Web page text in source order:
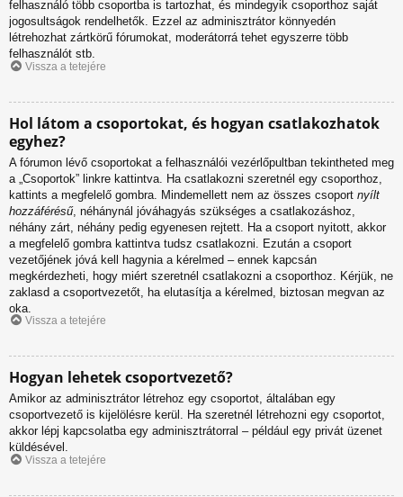
felhasználó több csoportba is tartozhat, és mindegyik csoporthoz saját
jogosultságok rendelhetők. Ezzel az adminisztrátor könnyedén
létrehozhat zártkörű fórumokat, moderátorrá tehet egyszerre több
felhasználót stb.
Vissza a tetejére
Hol látom a csoportokat, és hogyan csatlakozhatok
egyhez?
A fórumon lévő csoportokat a felhasználói vezérlőpultban tekintheted meg
a „Csoportok” linkre kattintva. Ha csatlakozni szeretnél egy csoporthoz,
kattints a megfelelő gombra. Mindemellett nem az összes csoport nyílt
hozzáférésű, néhánynál jóváhagyás szükséges a csatlakozáshoz,
néhány zárt, néhány pedig egyenesen rejtett. Ha a csoport nyitott, akkor
a megfelelő gombra kattintva tudsz csatlakozni. Ezután a csoport
vezetőjének jóvá kell hagynia a kérelmed – ennek kapcsán
megkérdezheti, hogy miért szeretnél csatlakozni a csoporthoz. Kérjük, ne
zaklasd a csoportvezetőt, ha elutasítja a kérelmed, biztosan megvan az
oka.
Vissza a tetejére
Hogyan lehetek csoportvezető?
Amikor az adminisztrátor létrehoz egy csoportot, általában egy
csoportvezető is kijelölésre kerül. Ha szeretnél létrehozni egy csoportot,
akkor lépj kapcsolatba egy adminisztrátorral – például egy privát üzenet
küldésével.
Vissza a tetejére